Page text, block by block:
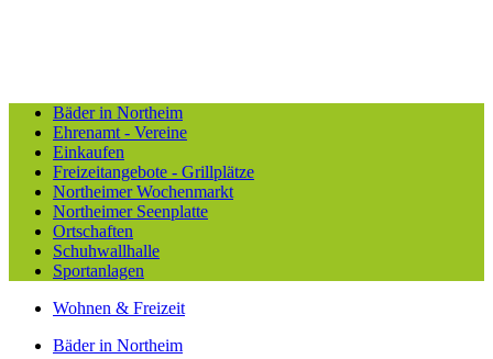
Bäder in Northeim
Ehrenamt - Vereine
Einkaufen
Freizeitangebote - Grillplätze
Northeimer Wochenmarkt
Northeimer Seenplatte
Ortschaften
Schuhwallhalle
Sportanlagen
Wohnen & Freizeit
Bäder in Northeim